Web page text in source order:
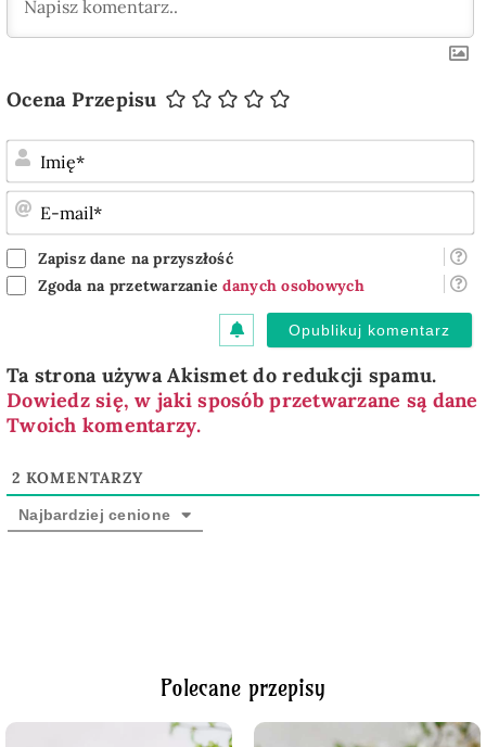
Ocena Przepisu
Zapisz dane na przyszłość
Zgoda na przetwarzaniedanych osobowych
Ta strona używa Akismet do redukcji spamu.
Dowiedz się, w jaki sposób przetwarzane są dane
Twoich komentarzy.
2 KOMENTARZY
Najbardziej cenione
Polecane przepisy